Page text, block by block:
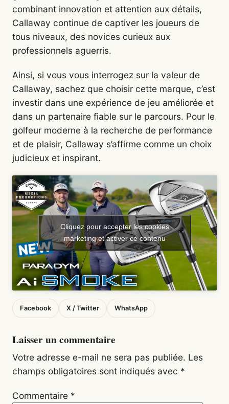
combinant innovation et attention aux détails,
Callaway continue de captiver les joueurs de
tous niveaux, des novices curieux aux
professionnels aguerris.
Ainsi, si vous vous interrogez sur la valeur de
Callaway, sachez que choisir cette marque, c’est
investir dans une expérience de jeu améliorée et
dans un partenaire fiable sur le parcours. Pour le
golfeur moderne à la recherche de performance
et de plaisir, Callaway s’affirme comme un choix
judicieux et inspirant.
Cliquez pour accepter les cookies
marketing et activer ce contenu
Facebook X / Twitter WhatsApp
Laisser un commentaire
Votre adresse e-mail ne sera pas publiée. Les
champs obligatoires sont indiqués avec *
Commentaire *